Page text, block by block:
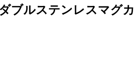
ブルステンレスマグ